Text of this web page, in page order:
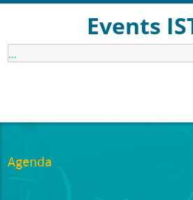
Events
...
Agenda
1:00 am